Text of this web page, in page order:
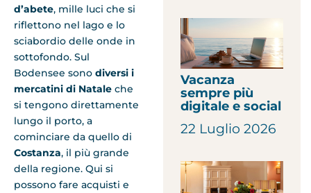
d’abete, mille luci che si
riflettono nel lago e lo
sciabordio delle onde in
sottofondo. Sul
Bodensee sono diversi i
mercatini di Natale che
si tengono direttamente
lungo il porto, a
cominciare da quello di
Costanza, il più grande
della regione. Qui si
possono fare acquisti e
Vacanza
sempre più
digitale e social
22 Luglio 2026